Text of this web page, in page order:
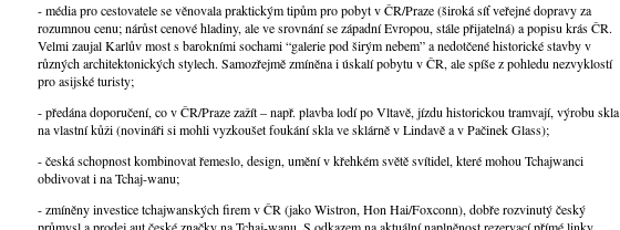
- média pro cestovatele se věnovala praktickým tipům pro pobyt v ČR/Praze (široká síť veřejné dopravy za
rozumnou cenu; nárůst cenové hladiny, ale ve srovnání se západní Evropou, stále přijatelná) a popisu krás ČR.
Velmi zaujal Karlův most s barokními sochami “galerie pod širým nebem” a nedotčené historické stavby v
různých architektonických stylech. Samozřejmě zmíněna i úskalí pobytu v ČR, ale spíše z pohledu nezvyklostí
pro asijské turisty;
- předána doporučení, co v ČR/Praze zažít – např. plavba lodí po Vltavě, jízdu historickou tramvají, výrobu skla
na vlastní kůži (novináři si mohli vyzkoušet foukání skla ve sklárně v Lindavě a v Pačinek Glass);
- česká schopnost kombinovat řemeslo, design, umění v křehkém světě svítidel, které mohou Tchajwanci
obdivovat i na Tchaj-wanu;
- zmíněny investice tchajwanských firem v ČR (jako Wistron, Hon Hai/Foxconn), dobře rozvinutý český